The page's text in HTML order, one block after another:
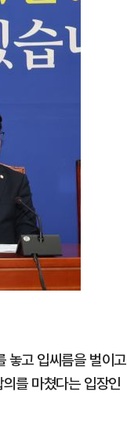
놓고 입씨름을 벌이고
를 마쳤다는 입장인